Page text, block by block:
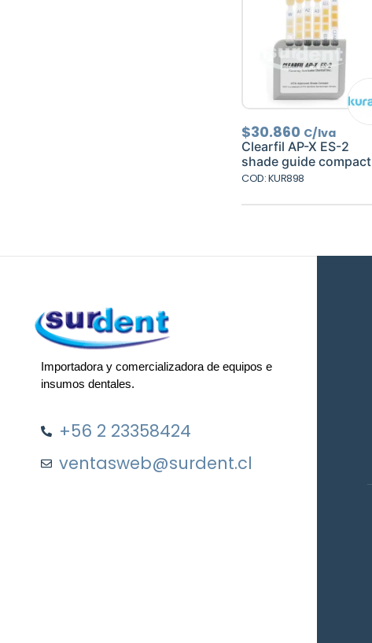
$30.860 C/Iva
Clearfil AP-X ES-2
shade guide compact
COD: KUR898
Importadora y comercializadora de equipos e
insumos dentales.
+56 2 23358424
ventasweb@surdent.cl